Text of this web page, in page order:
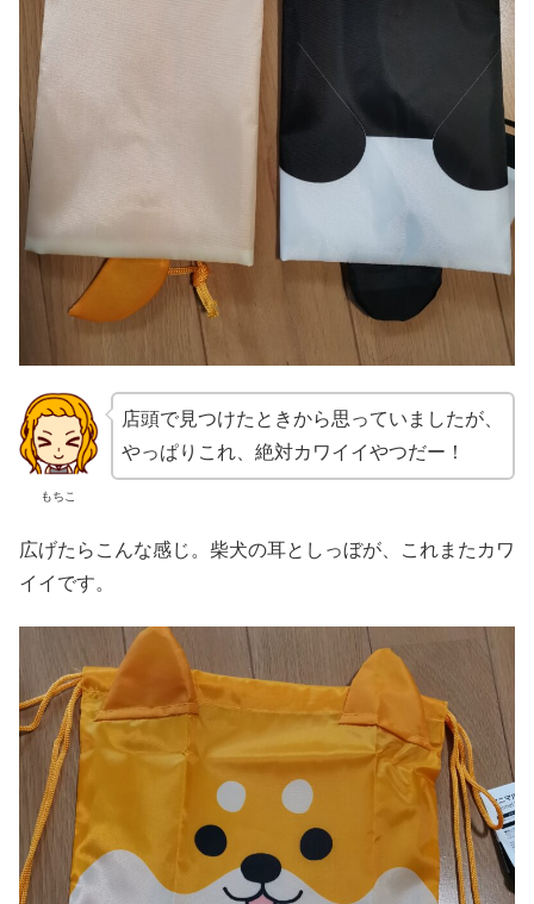
もちこ
店頭で見つけたときから思っていましたが、
やっぱりこれ、絶対カワイイやつだー！
広げたらこんな感じ。柴犬の耳としっぼが、これまたカワ
イイです。